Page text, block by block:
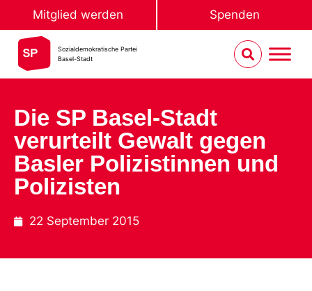
Mitglied werden Spenden
Sozialdemokratische Partei
Basel-Stadt
Die SP Basel-Stadt
verurteilt Gewalt gegen
Basler Polizistinnen und
Polizisten
22 September 2015